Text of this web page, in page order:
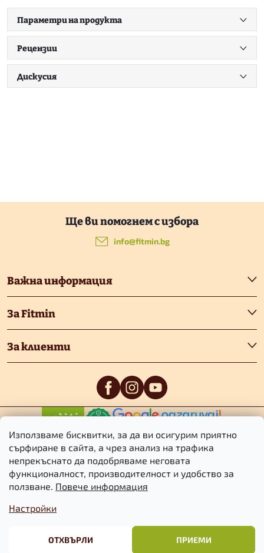
Използваме бисквитки, за да ви осигурим приятно
сърфиране в сайта, а чрез анализ на трафика
непрекъснато да подобряваме неговата
функционалност, производителност и удобство за
ползване. Повече информация
Настройки
ОТХВЪРЛИ ПРИЕМИ
Параметри на продукта
Рецензии
Дискусия
т
е
р
Важна информация
За Fitmin
За клиенти
info@fitmin.bg
Търговски
бисквитките
поверителност
Авторско право 2026Fitmin.bg. Всички права запазени.
на настройките за бисквитките